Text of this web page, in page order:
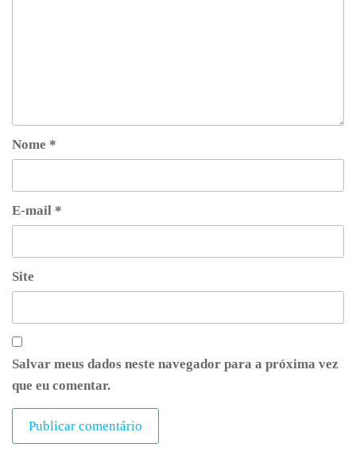
Nome *
E-mail *
Site
Salvar meus dados neste navegador para a próxima vez
que eu comentar.